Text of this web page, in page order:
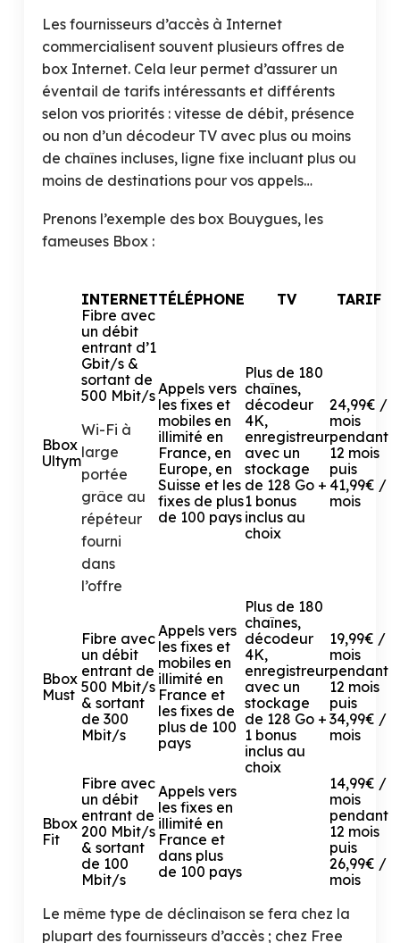
Les fournisseurs d’accès à Internet
commercialisent souvent plusieurs offres de
box Internet. Cela leur permet d’assurer un
éventail de tarifs intéressants et différents
selon vos priorités : vitesse de débit, présence
ou non d’un décodeur TV avec plus ou moins
de chaînes incluses, ligne fixe incluant plus ou
moins de destinations pour vos appels…
Prenons l’exemple des box Bouygues, les
fameuses Bbox :
INTERNETTÉLÉPHONE TV TARIF
Bbox
Ultym
Fibre avec
un débit
entrant d’1
Gbit/s &
sortant de
500 Mbit/s
Wi-Fi à
large
portée
grâce au
répéteur
fourni
dans
l’offre
Appels vers
les fixes et
mobiles en
illimité en
France, en
Europe, en
Suisse et les
fixes de plus
de 100 pays
Plus de 180
chaînes,
décodeur
4K,
enregistreur
avec un
stockage
de 128 Go +
1 bonus
inclus au
choix
24,99€ /
mois
pendant
12 mois
puis
41,99€ /
mois
Bbox
Must
Fibre avec
un débit
entrant de
500 Mbit/s
& sortant
de 300
Mbit/s
Appels vers
les fixes et
mobiles en
illimité en
France et
les fixes de
plus de 100
pays
Plus de 180
chaînes,
décodeur
4K,
enregistreur
avec un
stockage
de 128 Go +
1 bonus
inclus au
choix
19,99€ /
mois
pendant
12 mois
puis
34,99€ /
mois
Bbox
Fit
Fibre avec
un débit
entrant de
200 Mbit/s
& sortant
de 100
Mbit/s
Appels vers
les fixes en
illimité en
France et
dans plus
de 100 pays
14,99€ /
mois
pendant
12 mois
puis
26,99€ /
mois
Le même type de déclinaison se fera chez la
plupart des fournisseurs d’accès ; chez Free